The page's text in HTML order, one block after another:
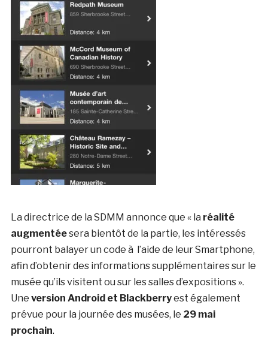
La directrice de la SDMM annonce que « la réalité
augmentéesera bientôt de la partie, les intéressés
pourront balayer un code à l’aide de leur Smartphone,
afin d’obtenir des informations supplémentaires sur le
musée qu’ils visitent ou sur les salles d’expositions ».
Une version Android et Blackberryest également
prévue pour la journée des musées, le 29 mai
prochain.